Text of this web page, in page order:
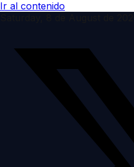
Ir al contenido